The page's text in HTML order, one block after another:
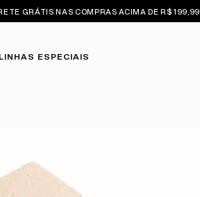
GRÁTIS NAS COMPRAS ACIMA DE R$ 199,99
LINHAS ESPECIAIS